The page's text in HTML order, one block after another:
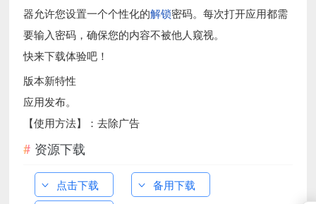
器允许您设置一个个性化的解锁密码。每次打开应用都需
要输入密码，确保您的内容不被他人窥视。
快来下载体验吧！
版本新特性
应用发布。
【使用方法】：去除广告
资源下载
点击下载
备用下载